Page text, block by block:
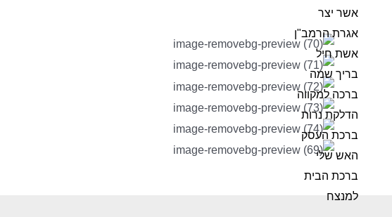
אשר יצר
אגרת הרמב"ן
אשת חיל
בריך שמה
ברכה למקווה
הדלקת נרות
ברכת העסק
האש שלי
ברכת הבית
למנצח